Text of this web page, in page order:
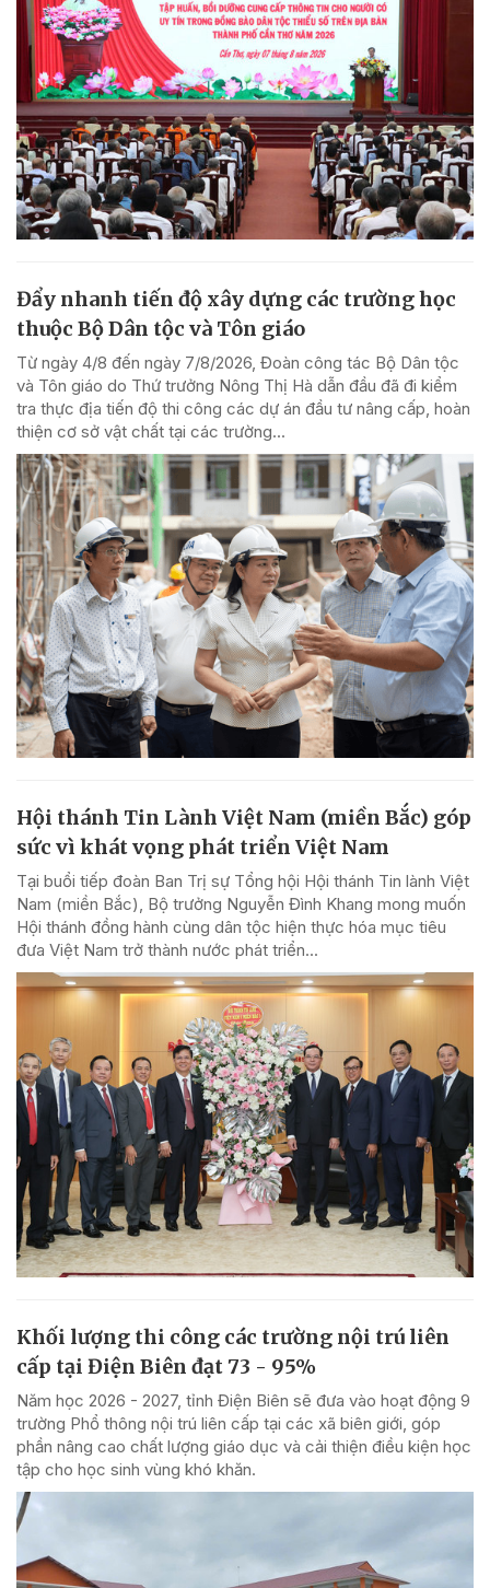
Đẩy nhanh tiến độ xây dựng các trường học
thuộc Bộ Dân tộc và Tôn giáo
Từ ngày 4/8 đến ngày 7/8/2026, Đoàn công tác Bộ Dân tộc
và Tôn giáo do Thứ trưởng Nông Thị Hà dẫn đầu đã đi kiểm
tra thực địa tiến độ thi công các dự án đầu tư nâng cấp, hoàn
thiện cơ sở vật chất tại các trường...
Hội thánh Tin Lành Việt Nam (miền Bắc) góp
sức vì khát vọng phát triển Việt Nam
Tại buổi tiếp đoàn Ban Trị sự Tổng hội Hội thánh Tin lành Việt
Nam (miền Bắc), Bộ trưởng Nguyễn Đình Khang mong muốn
Hội thánh đồng hành cùng dân tộc hiện thực hóa mục tiêu
đưa Việt Nam trở thành nước phát triển...
Khối lượng thi công các trường nội trú liên
cấp tại Điện Biên đạt 73 - 95%
Năm học 2026 - 2027, tỉnh Điện Biên sẽ đưa vào hoạt động 9
trường Phổ thông nội trú liên cấp tại các xã biên giới, góp
phần nâng cao chất lượng giáo dục và cải thiện điều kiện học
tập cho học sinh vùng khó khăn.